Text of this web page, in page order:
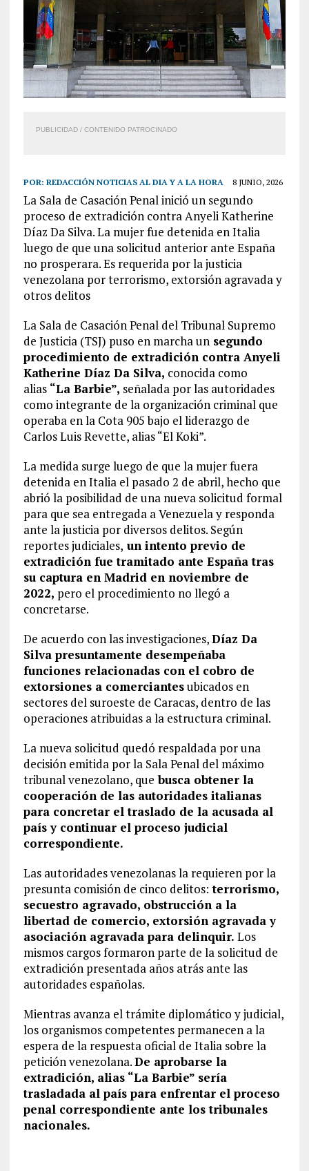
PUBLICIDAD / CONTENIDO PATROCINADO
POR: REDACCIÓN NOTICIAS AL DIA Y A LA HORA 8 JUNIO, 2026
La Sala de Casación Penal inició un segundo
proceso de extradición contra Anyeli Katherine
Díaz Da Silva. La mujer fue detenida en Italia
luego de que una solicitud anterior ante España
no prosperara. Es requerida por la justicia
venezolana por terrorismo, extorsión agravada y
otros delitos
La Sala de Casación Penal del Tribunal Supremo
de Justicia (TSJ) puso en marcha unsegundo
procedimiento de extradición contra Anyeli
Katherine Díaz Da Silva, conocida como
alias “La Barbie”, señalada por las autoridades
como integrante de la organización criminal que
operaba en la Cota 905 bajo el liderazgo de
Carlos Luis Revette, alias “El Koki”.
La medida surge luego de que la mujer fuera
detenida en Italia el pasado 2 de abril, hecho que
abrió la posibilidad de una nueva solicitud formal
para que sea entregada a Venezuela y responda
ante la justicia por diversos delitos. Según
reportes judiciales, un intento previo de
extradición fue tramitado ante España tras
su captura en Madrid en noviembre de
2022, pero el procedimiento no llegó a
concretarse.
De acuerdo con las investigaciones,Díaz Da
Silva presuntamente desempeñaba
funciones relacionadas con el cobro de
extorsiones a comerciantesubicados en
sectores del suroeste de Caracas, dentro de las
operaciones atribuidas a la estructura criminal.
La nueva solicitud quedó respaldada por una
decisión emitida por la Sala Penal del máximo
tribunal venezolano, que busca obtener la
cooperación de las autoridades italianas
para concretar el traslado de la acusada al
país y continuar el proceso judicial
correspondiente.
Las autoridades venezolanas la requieren por la
presunta comisión de cinco delitos: terrorismo,
secuestro agravado, obstrucción a la
libertad de comercio, extorsión agravada y
asociación agravada para delinquir. Los
mismos cargos formaron parte de la solicitud de
extradición presentada años atrás ante las
autoridades españolas.
Mientras avanza el trámite diplomático y judicial,
los organismos competentes permanecen a la
espera de la respuesta oficial de Italia sobre la
petición venezolana.De aprobarse la
extradición, alias “La Barbie” sería
trasladada al país para enfrentar el proceso
penal correspondiente ante los tribunales
nacionales.